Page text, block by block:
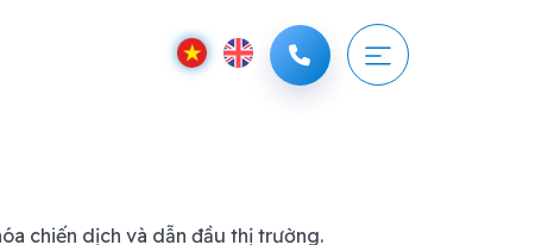
chiến dịch và dẫn đầu thị trường.